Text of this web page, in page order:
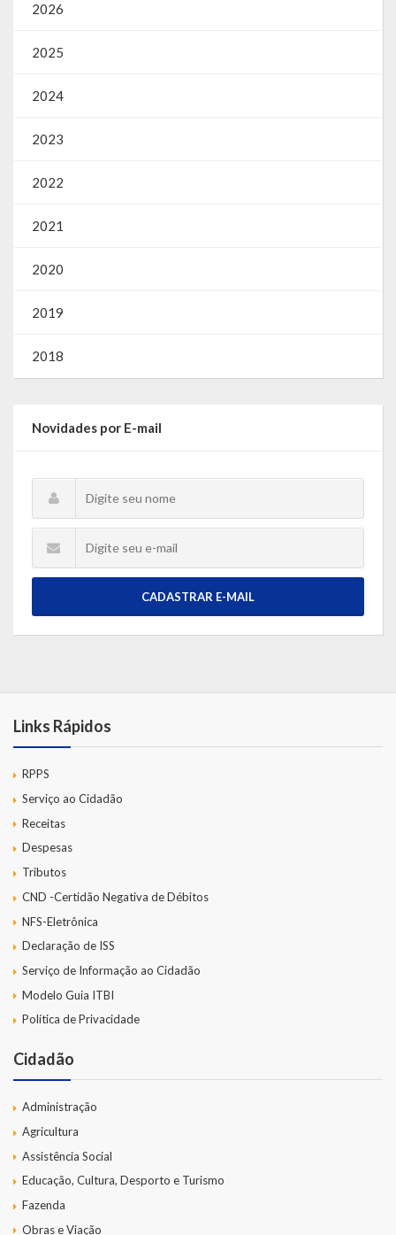
2026
2025
2024
2023
2022
2021
2020
2019
2018
Novidades por E-mail
CADASTRAR E-MAIL
Links Rápidos
RPPS
Serviço ao Cidadão
Receitas
Despesas
Tributos
CND -Certidão Negativa de Débitos
NFS-Eletrônica
Declaração de ISS
Serviço de Informação ao Cidadão
Modelo Guia ITBI
Política de Privacidade
Cidadão
Administração
Agricultura
Assistência Social
Educação, Cultura, Desporto e Turismo
Fazenda
Obras e Viação